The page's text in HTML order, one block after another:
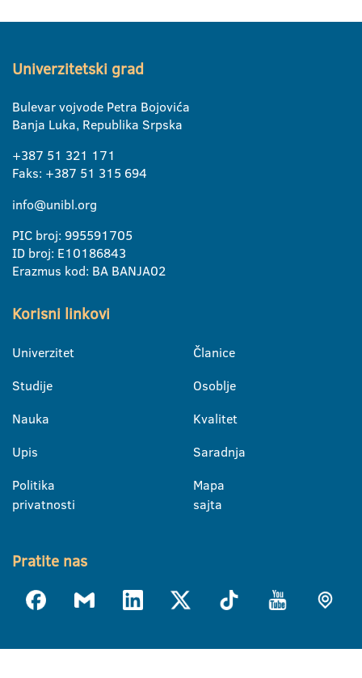
Univerzitetski grad
Bulevar vojvode Petra Bojovića
Banja Luka, Republika Srpska
+387 51 321 171
Faks: +387 51 315 694
info@unibl.org
PIC broj: 995591705
ID broj: E10186843
Erazmus kod: BA BANJA02
Korisni linkovi
Univerzitet
Studije
Nauka
Upis
Politika
privatnosti
Članice
Osoblje
Kvalitet
Saradnja
Mapa
sajta
Pratite nas